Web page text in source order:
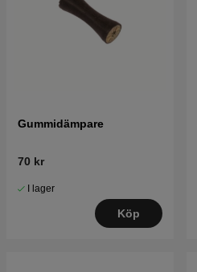
Gummidämpare
70 kr
I lager
Köp